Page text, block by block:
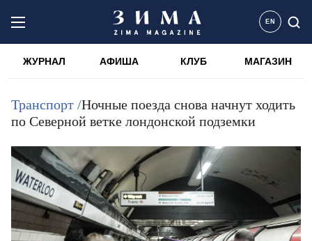
EN
ЖУРНАЛ АФИША КЛУБ МАГАЗИН
Транспорт /Ночные поезда снова начнут ходить
по Северной ветке лондонской подземки